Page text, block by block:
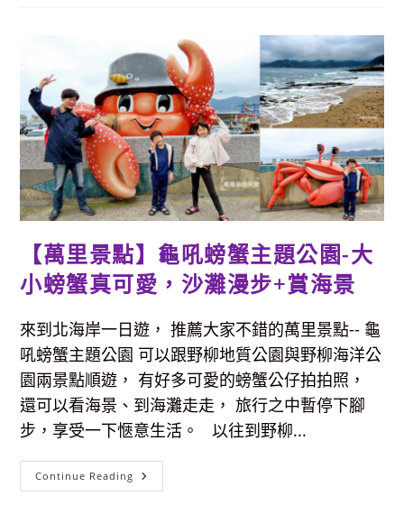
迷
宮、
老
梅
石
槽
和
富
貴
角
燈
塔，
一
個
方
同
時
GET
三
景
點！
吹
風
看
海、
玩
沙
戲
水
&
尋
綠
石
槽
【萬里景點】龜吼螃蟹主題公園-大
小螃蟹真可愛，沙灘漫步+賞海景
來到北海岸一日遊， 推薦大家不錯的萬里景點-- 龜
吼螃蟹主題公園 可以跟野柳地質公園與野柳海洋公
園兩景點順遊， 有好多可愛的螃蟹公仔拍拍照，
還可以看海景、到海灘走走， 旅行之中暫停下腳
步，享受一下愜意生活。 以往到野柳...
Continue Reading 【萬
里